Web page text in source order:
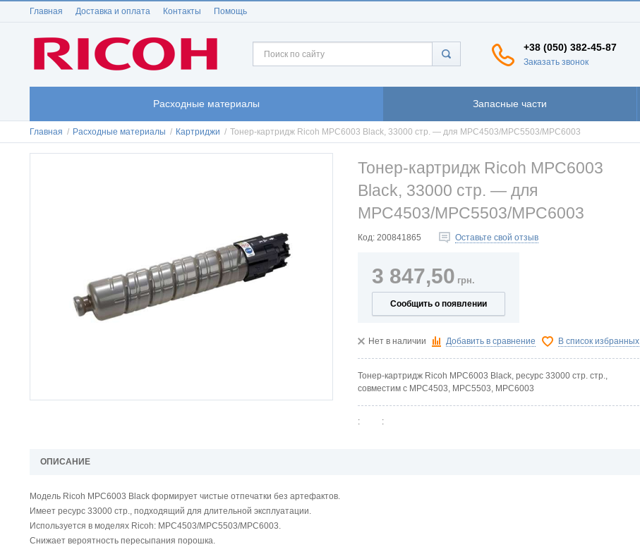
Главная Доставка и оплата Контакты Помощь
+38 (050) 382-45-87
Заказать звонок
Расходные материалы Запасные части
Главная / Расходные материалы / Картриджи / Тонер-картридж Ricoh MPC6003 Black, 33000 стр. — для MPC4503/MPC5503/MPC6003
Тонер-картридж Ricoh MPC6003
Black, 33000 стр. — для
MPC4503/MPC5503/MPC6003
Код: 200841865 Оставьте свой отзыв
3 847,50 грн.
Сообщить о появлении
Нет в наличии Добавить в сравнение В список избранных
Тонер-картридж Ricoh MPC6003 Black, ресурс 33000 стр. стр.,
совместим с MPC4503, MPC5503, MPC6003
: :
ОПИСАНИЕ
Модель Ricoh MPC6003 Black формирует чистые отпечатки без артефактов.
Имеет ресурс 33000 стр., подходящий для длительной эксплуатации.
Используется в моделях Ricoh: MPC4503/MPC5503/MPC6003.
Снижает вероятность пересыпания порошка.